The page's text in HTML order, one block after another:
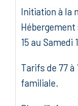
Initiation à la
15 au Samedi
Tarifs de 77
familiale.